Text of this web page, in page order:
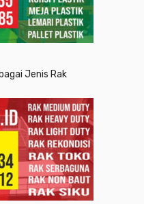
Jenis Rak